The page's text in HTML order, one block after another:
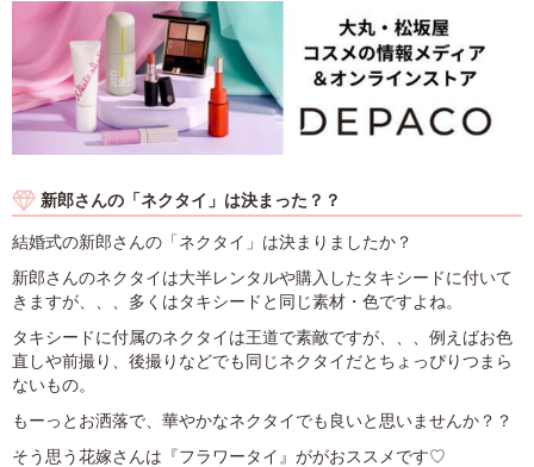
新郎さんの「ネクタイ」は決まった？？
結婚式の新郎さんの「ネクタイ」は決まりましたか？
新郎さんのネクタイは大半レンタルや購入したタキシードに付いて
きますが、、、多くはタキシードと同じ素材・色ですよね。
タキシードに付属のネクタイは王道で素敵ですが、、、例えばお色
直しや前撮り、後撮りなどでも同じネクタイだとちょっぴりつまら
ないもの。
もーっとお洒落で、華やかなネクタイでも良いと思いませんか？？
そう思う花嫁さんは『フラワータイ』ががおススメです♡